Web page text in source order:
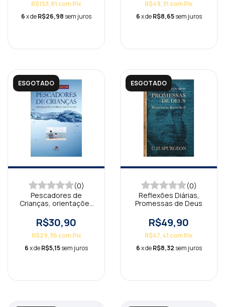
R$153,81 comPix
6x deR$26,98 sem juros
R$49,31 comPix
6x deR$8,65 sem juros
ESGOTADO
(0)
Pescadores de
Crianças, orientações
R$30,90
R$29,36 com Pix
6x deR$5,15sem juros
ESGOTADO
(0)
Reflexões Diárias,
Promessas de Deus
R$49,90
R$47,41 comPix
6x deR$8,32 sem juros